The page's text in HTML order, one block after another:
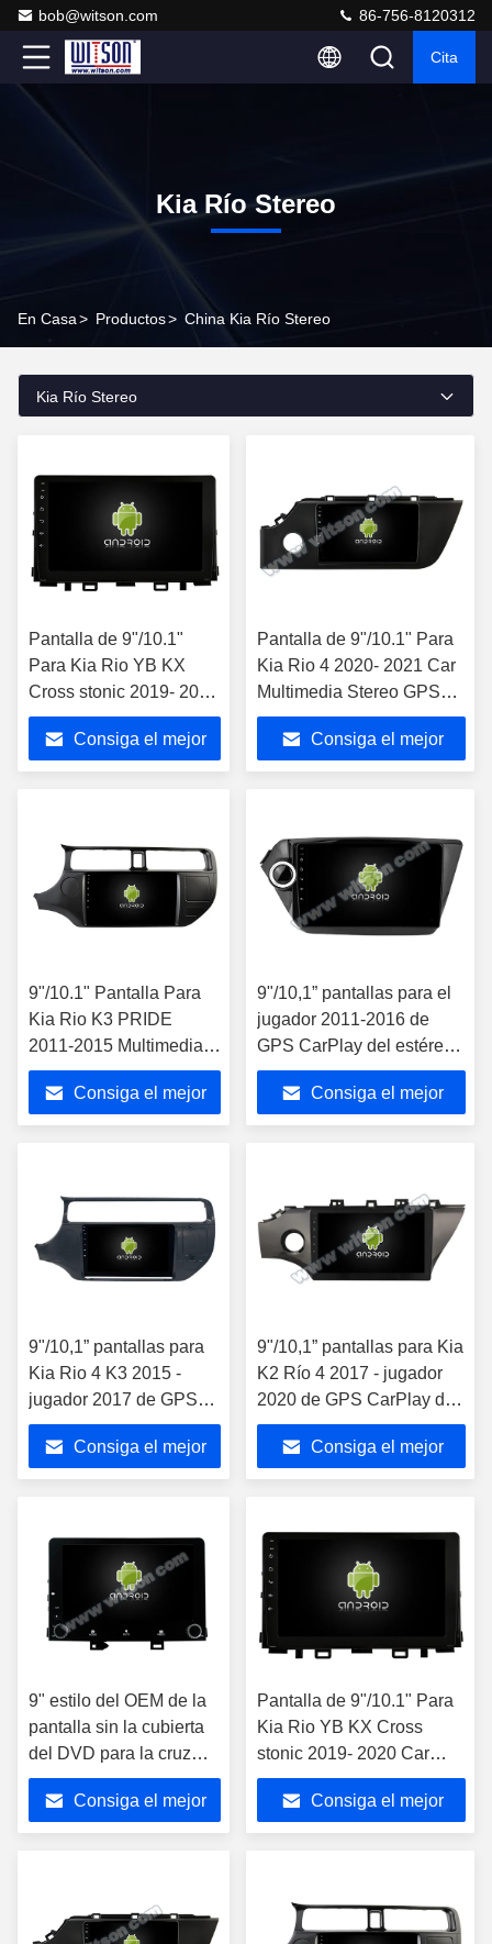
bob@witson.com 86-756-8120312
Cita
Kia Río Stereo
En Casa> Productos> China Kia Río Stereo
Kia Río Stereo
Pantalla de 9"/10.1"
Para Kia Rio YB KX
Cross stonic 2019- 2020
Car Multimedia Stereo
GPS Jugador de
CarPlay
Consiga el mejor
Pantalla de 9"/10.1" Para
Kia Rio 4 2020- 2021 Car
Multimedia Stereo GPS
Jugador de CarPlay
Consiga el mejor
9"/10.1" Pantalla Para
Kia Rio K3 PRIDE
2011-2015 Multimedia
de automóviles Estéreo
GPS CarPlay Player
Consiga el mejor
9"/10,1” pantallas para el
jugador 2011-2016 de
GPS CarPlay del estéreo
de las multimedias del
coche K2 de Kia Rio 3
Consiga el mejor
9"/10,1” pantallas para
Kia Rio 4 K3 2015 -
jugador 2017 de GPS
CarPlay del estéreo de
las multimedias del
coche
Consiga el mejor
9"/10,1” pantallas para Kia
K2 Río 4 2017 - jugador
2020 de GPS CarPlay del
estéreo de las multimedias
del cocheConsiga el mejor
9" estilo del OEM de la
pantalla sin la cubierta
del DVD para la cruz
2019-2020 stonic de Kia
Rio YB KXConsiga el mejor
Pantalla de 9"/10.1" Para
Kia Rio YB KX Cross
stonic 2019- 2020 Car
Multimedia Stereo GPS
Jugador de CarPlay
Consiga el mejor